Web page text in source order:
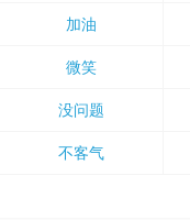
加油
微笑
没问题
不客气